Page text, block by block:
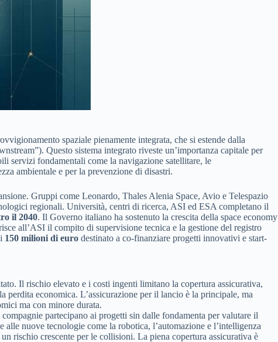
spaziale pienamente integrata, che si estende dalla
Questo sistema integrato riveste un’importanza capitale per
servizi fondamentali come la navigazione satellitare, le
ambientale e per la prevenzione di disastri.
Gruppi come Leonardo, Thales Alenia Space, Avio e Telespazio
regionali. Università, centri di ricerca, ASI ed ESA completano il
il 2040. Il Governo italiano ha sostenuto la crescita della space economy
all’ASI il compito di supervisione tecnica e la gestione del registro
150 milioni di euro destinato a co-finanziare progetti innovativi e start-
Il rischio elevato e i costi ingenti limitano la copertura assicurativa,
economica. L’assicurazione per il lancio è la principale, ma
ma con minore durata.
partecipano ai progetti sin dalle fondamenta per valutare il
nuove tecnologie come la robotica, l’automazione e l’intelligenza
rischio crescente per le collisioni. La piena copertura assicurativa è